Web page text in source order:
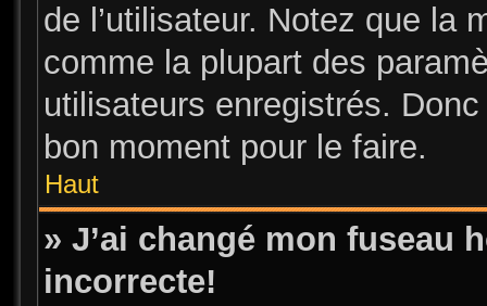
de l’utilisateur. Notez que la
comme la plupart des
utilisateurs enregistrés.
bon moment pour le faire.
Haut
» J’ai changé mon fuseau
incorrecte!